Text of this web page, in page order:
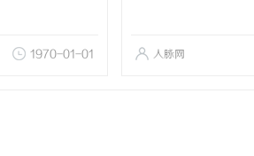
1970-01-01 人脉网